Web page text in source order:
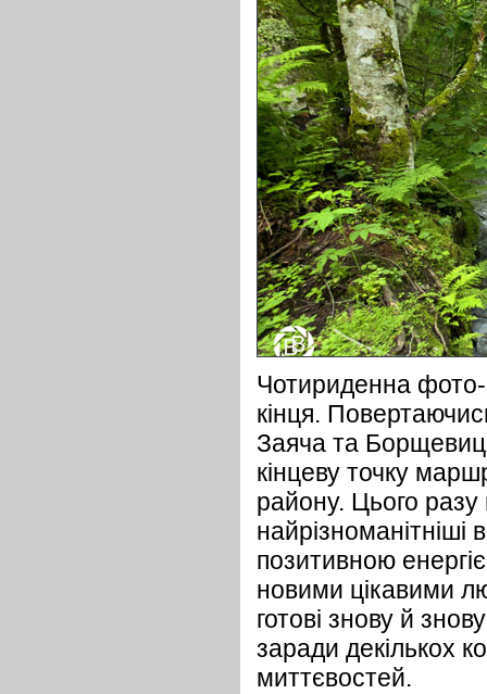
Чотириденна
кінця.
Заяча та
кінцеву точку
району. Цього
позитивною
новими цікавими
готові знову й
заради декількох
миттєвостей.